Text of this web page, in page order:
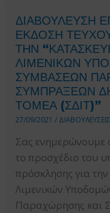
ΔΙΑΒΟΥΛΕΥΣΗ
ΕΚΔΟΣΗ
ΤΗΝ
ΛΙΜΕΝΙΚΩΝ
ΣΥΜΒΑΣΕΩΝ
ΣΥΜΠΡΑΞΕΩΝ
ΤΟΜΕΑ (ΣΔΙΤ)”
27/09/2021/ ΔΙΑΒΟΥΛΕΥΣΕΙΣ
Σας ενημερώνουμε
το προσχέδιο του
πρόσκλησης για
Λιμενικών
Παραχώρησης και